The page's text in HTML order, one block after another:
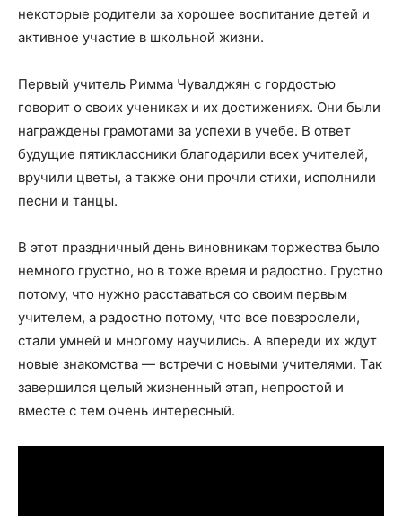
некоторые родители за хорошее воспитание детей и
активное участие в школьной жизни.
Первый учитель Римма Чувалджян с гордостью
говорит о своих учениках и их достижениях. Они были
награждены грамотами за успехи в учебе. В ответ
будущие пятиклассники благодарили всех учителей,
вручили цветы, а также они прочли стихи, исполнили
песни и танцы.
В этот праздничный день виновникам торжества было
немного грустно, но в тоже время и радостно. Грустно
потому, что нужно расставаться со своим первым
учителем, а радостно потому, что все повзрослели,
стали умней и многому научились. А впереди их ждут
новые знакомства — встречи с новыми учителями. Так
завершился целый жизненный этап, непростой и
вместе с тем очень интересный.